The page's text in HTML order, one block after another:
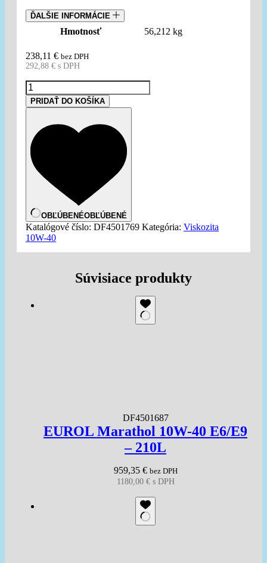
ĎALŠIE INFORMÁCIE
Hmotnosť 56,212 kg
238,11 € bez DPH
292,88 € s DPH
množstvo
EUROL
Fusion
E7
60L
PRIDAŤ DO KOŠÍKA
OBĽÚBENÉOBĽÚBENÉ
Katalógové číslo: DF4501769 Kategória: Viskozita
10W-40
Súvisiace produkty
DF4501687
EUROL Marathol 10W-40 E6/E9
– 210L
959,35 € bez DPH
1180,00 €s DPH